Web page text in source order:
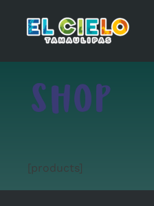
SHOP
[products]